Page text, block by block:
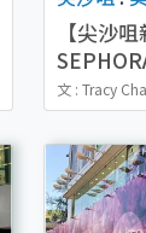
【尖沙
場！12
文 : Tracy